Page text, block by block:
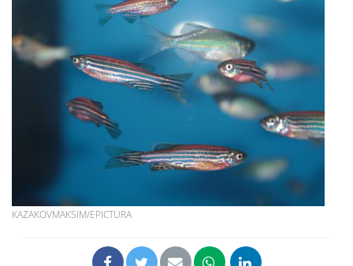
KAZAKOVMAKSIM/EPICTURA